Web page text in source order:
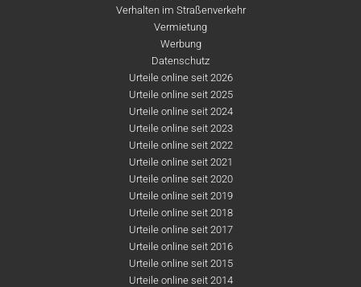
Verhalten im Straßenverkehr
Vermietung
Werbung
Datenschutz
Urteile online seit 2026
Urteile online seit 2025
Urteile online seit 2024
Urteile online seit 2023
Urteile online seit 2022
Urteile online seit 2021
Urteile online seit 2020
Urteile online seit 2019
Urteile online seit 2018
Urteile online seit 2017
Urteile online seit 2016
Urteile online seit 2015
Urteile online seit 2014